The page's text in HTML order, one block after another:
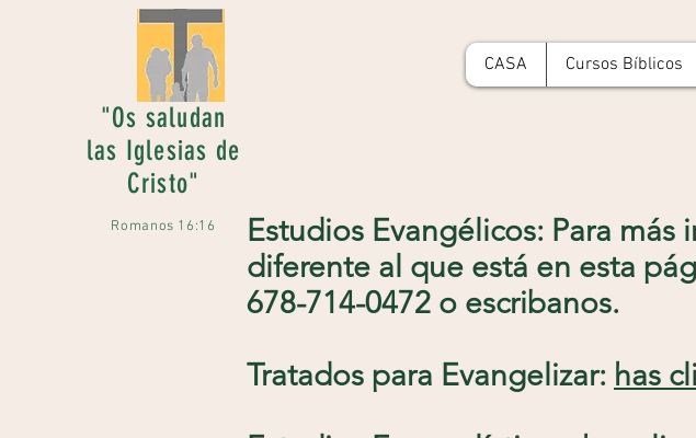
"Os saludan
las Iglesias de
Cristo"
Romanos 16:16
CASA Cursos Bíblicos
Estudios Evangélicos: Para
diferente al que está en esta
678-714-0472 o escribanos.
Tratados para Evangelizar: has